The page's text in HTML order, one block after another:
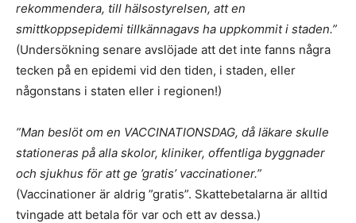
rekommendera, till hälsostyrelsen, att en
smittkoppsepidemi tillkännagavs ha uppkommit i staden.”
(Undersökning senare avslöjade att det inte fanns några
tecken på en epidemi vid den tiden, i staden, eller
någonstans i staten eller i regionen!)
”Man beslöt om en VACCINATIONSDAG, då läkare skulle
stationeras på alla skolor, kliniker, offentliga byggnader
och sjukhus för att ge ’gratis’ vaccinationer.”
(Vaccinationer är aldrig ”gratis”. Skattebetalarna är alltid
tvingade att betala för var och ett av dessa.)